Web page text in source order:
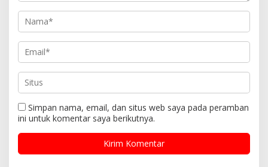
Simpan nama, email, dan situs web saya pada peramban
ini untuk komentar saya berikutnya.